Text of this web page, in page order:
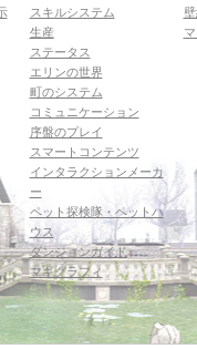
スキルシステム
生産
ステータス
エリンの世界
町のシステム
コミュニケーション
序盤のプレイ
スマートコンテンツ
インタラクションメーカ
ー
ペット探検隊・ペットハ
ウス
ダンジョンガイド
マギグラフィ